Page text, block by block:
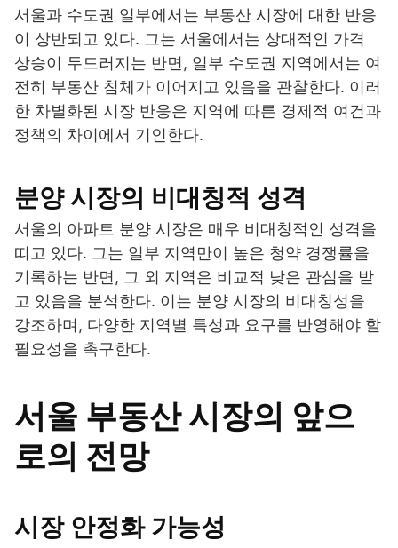
서울과 수도권 일부에서는 부동산 시장에 대한 반응
이 상반되고 있다. 그는 서울에서는 상대적인 가격
상승이 두드러지는 반면, 일부 수도권 지역에서는 여
전히 부동산 침체가 이어지고 있음을 관찰한다. 이러
한 차별화된 시장 반응은 지역에 따른 경제적 여건과
정책의 차이에서 기인한다.
분양 시장의 비대칭적 성격
서울의 아파트 분양 시장은 매우 비대칭적인 성격을
띠고 있다. 그는 일부 지역만이 높은 청약 경쟁률을
기록하는 반면, 그 외 지역은 비교적 낮은 관심을 받
고 있음을 분석한다. 이는 분양 시장의 비대칭성을
강조하며, 다양한 지역별 특성과 요구를 반영해야 할
필요성을 촉구한다.
서울 부동산 시장의 앞으
로의 전망
시장 안정화 가능성